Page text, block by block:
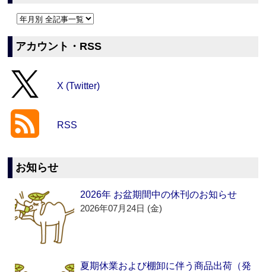
アカウント・RSS
X (Twitter)
RSS
お知らせ
2026年 お盆期間中の休刊のお知らせ
2026年07月24日 (金)
夏期休業および棚卸に伴う商品出荷（発